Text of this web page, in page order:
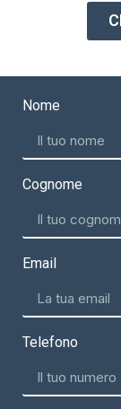
Nome
Cognome
Email
Telefono